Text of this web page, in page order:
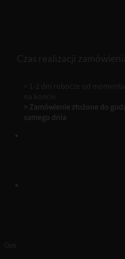
Czas realizacji
> 1-2 dni robocze od
na koncie
> Zamówienie złożone do
samego dnia
Opis